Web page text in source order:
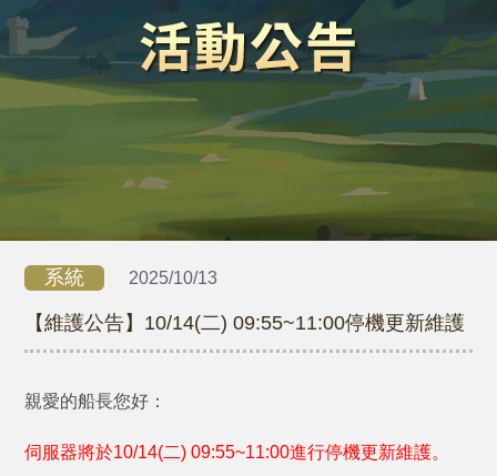
系統 2025/10/13
【維護公告】10/14(二) 09:55~11:00停機更新維護
親愛的船長您好：
伺服器將於10/14(二) 09:55~11:00進行停機更新維護。